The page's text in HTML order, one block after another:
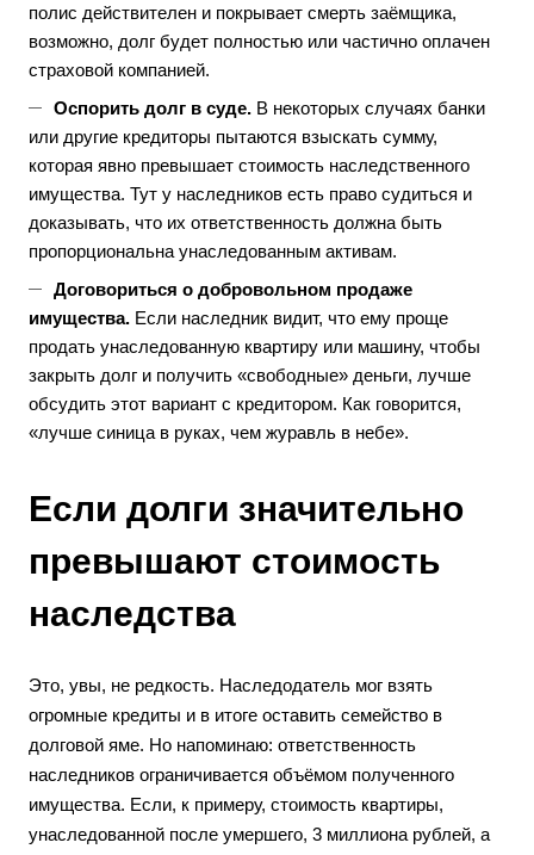
полис действителен и покрывает смерть заёмщика,
возможно, долг будет полностью или частично оплачен
страховой компанией.
Оспорить долг в суде. В некоторых случаях банки
или другие кредиторы пытаются взыскать сумму,
которая явно превышает стоимость наследственного
имущества. Тут у наследников есть право судиться и
доказывать, что их ответственность должна быть
пропорциональна унаследованным активам.
Договориться о добровольном продаже
имущества. Если наследник видит, что ему проще
продать унаследованную квартиру или машину, чтобы
закрыть долг и получить «свободные» деньги, лучше
обсудить этот вариант с кредитором. Как говорится,
«лучше синица в руках, чем журавль в небе».
Если долги значительно
превышают стоимость
наследства
Это, увы, не редкость. Наследодатель мог взять
огромные кредиты и в итоге оставить семейство в
долговой яме. Но напоминаю: ответственность
наследников ограничивается объёмом полученного
имущества. Если, к примеру, стоимость квартиры,
унаследованной после умершего, 3 миллиона рублей, а